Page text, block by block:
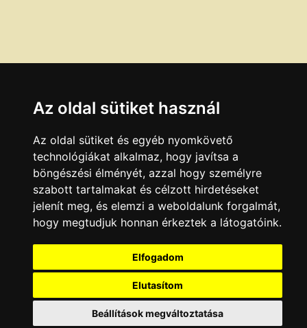
Az oldal sütiket használ
Az oldal sütiket és egyéb nyomkövető
technológiákat alkalmaz, hogy javítsa a
böngészési élményét, azzal hogy személyre
szabott tartalmakat és célzott hirdetéseket
jelenít meg, és elemzi a weboldalunk forgalmát,
hogy megtudjuk honnan érkeztek a látogatóink.
Elfogadom
Elutasítom
Beállítások megváltoztatása